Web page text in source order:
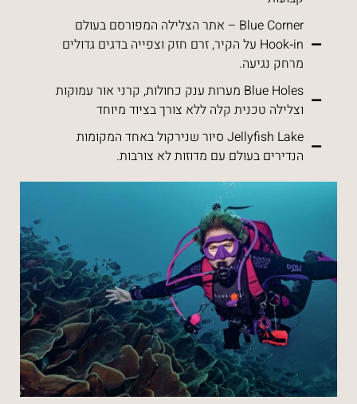
Blue Corner – אתר הצלילה המפורסם בעולם
Hook‑in על הקיר, זרם חזק וצפייה בדגים גדולים
מרחק נגיעה.
Blue Holes מערות ענק כחולות, קרני אור עמוקות
וצלילה טכנית קלה ללא צורך בציוד מיוחד
Jellyfish Lake סיור שנירקול באחד המקומות
הנדירים בעולם עם מדוזות לא צורבות.